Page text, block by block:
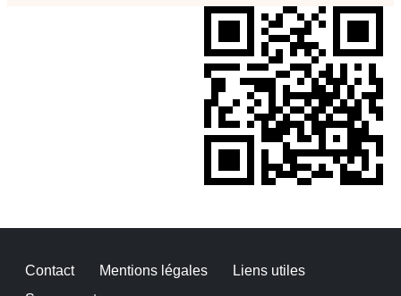
Pied de page
Contact Mentions légales Liens utiles